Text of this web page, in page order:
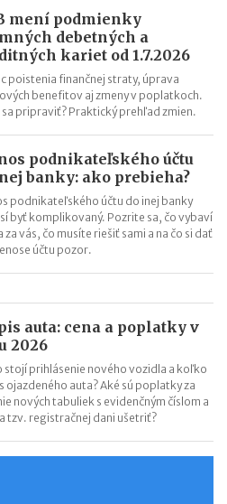
mení podmienky
debetných a
kariet od 1.7.2026
poistenia finančnej straty, úprava
benefitov aj zmeny v poplatkoch.
sa pripraviť? Praktický prehľad zmien.
podnikateľského účtu
banky: ako prebieha?
podnikateľského účtu do inej banky
byť komplikovaný. Pozrite sa, čo vybaví
za vás, čo musíte riešiť sami a na čo si dať
účtu pozor.
auta: cena a poplatky v
2026
stojí prihlásenie nového vozidla a koľko
ojazdeného auta? Aké sú poplatky za
nových tabuliek s evidenčným číslom a
tzv. registračnej dani ušetriť?